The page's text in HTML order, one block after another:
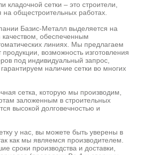
кладочной сетки – это строители,
общестроительных работах.
Базис-Металл выделяется на
обеспеченным
линиях. Мы предлагаем
возможность изготовления
под индивидуальный запрос,
наличие сетки во многих
сетка, которую мы производим,
заложенным в строительных
высокой долговечностью и
у нас, вы можете быть уверены в
как мы являемся производителем.
сроки производства и доставки,